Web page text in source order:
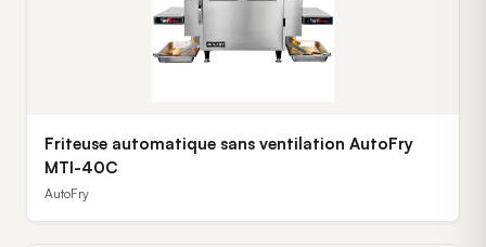
Friteuse automatique sans ventilation AutoFry
MTI-40C
AutoFry